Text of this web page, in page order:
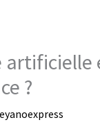
?
eyanoexpress